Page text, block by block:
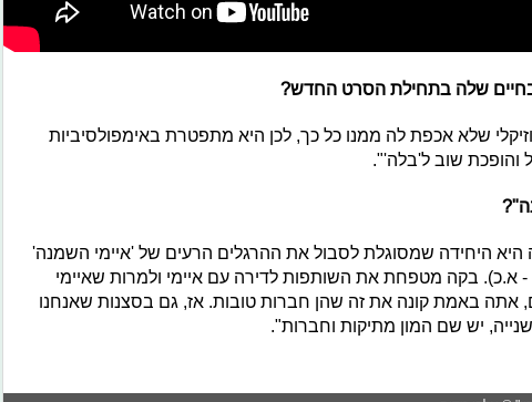
שלה בתחילת הסרט החדש?
שלא אכפת לה ממנו כל כך, לכן היא מתפטרת באימפולסיביות
והופכת שוב ל'בלה'".
היא היחידה שמסוגלת לסבול את ההרגלים הרעים של 'איימי השמנה'
- א.כ). בקה מטפחת את השותפות לדירה עם איימי ולמרות שאיימי
אתה באמת קונה את זה שהן חברות טובות. אז, גם בסצנות שאנחנו
יש שם המון מתיקות וחברות".